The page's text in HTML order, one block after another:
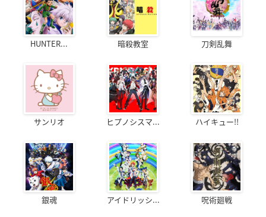
HUNTER... 暗殺教室 刀剣乱舞
サンリオ ヒプノシスマ... ハイキュー!!
銀魂 アイドリッシ... 呪術廻戦